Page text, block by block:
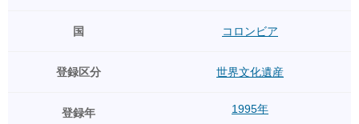
国 コロンビア
登録区分 世界文化遺産
登録年 1995年